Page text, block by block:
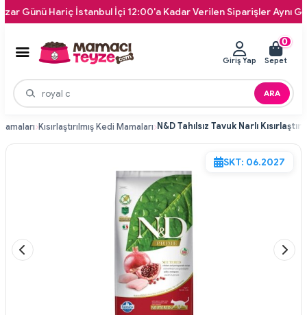
Hariç İstanbul İçi 12:00'a Kadar Verilen Siparişler Aynı Gün
ARA
Giriş Yap
0
Sepet
Kısırlaştırılmış Kedi Mamaları
SKT: 06.2027